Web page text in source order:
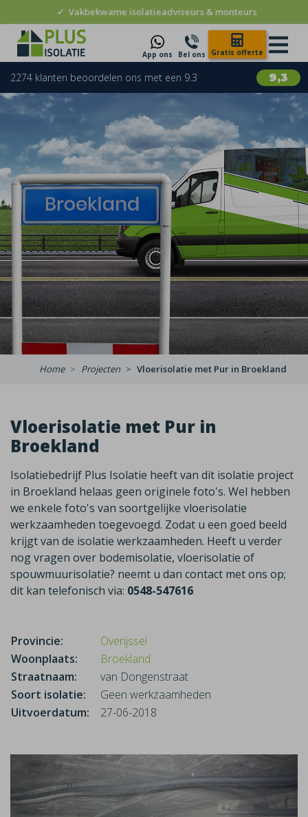
✓ Vakbekwame isolatieadviseurs & monteurs
App ons Bel ons Gratis offerte
9,3
2274 klanten beoordelen ons met een 9.3
Home Projecten Vloerisolatie met Pur in Broekland
Vloerisolatie met Pur in
Broekland
Isolatiebedrijf Plus Isolatie heeft van dit isolatie project
in Broekland helaas geen originele foto's. Wel hebben
we enkele foto's van soortgelijke vloerisolatie
werkzaamheden toegevoegd. Zodat u een goed beeld
krijgt van de isolatie werkzaamheden. Heeft u verder
nog vragen over bodemisolatie, vloerisolatie of
spouwmuurisolatie? neemt u dan contact met ons op;
dit kan telefonisch via: 0548-547616
Provincie:
Overijssel
Woonplaats:
Broekland
Straatnaam:
van Dongenstraat
Soort isolatie:
Geen werkzaamheden
Uitvoerdatum:
27-06-2018